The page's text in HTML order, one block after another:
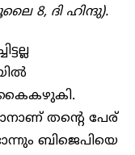
8, ദി ഹിന്ദു).
കൈകഴുകി.
തന്റെ പേര്
ബിജെപിയെ